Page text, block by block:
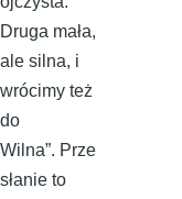
Druga mała,
ale silna, i
wrócimy też
do
Wilna”. Prze
słanie to